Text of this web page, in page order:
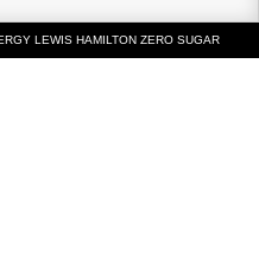
LEWIS HAMILTON ZERO SUGAR